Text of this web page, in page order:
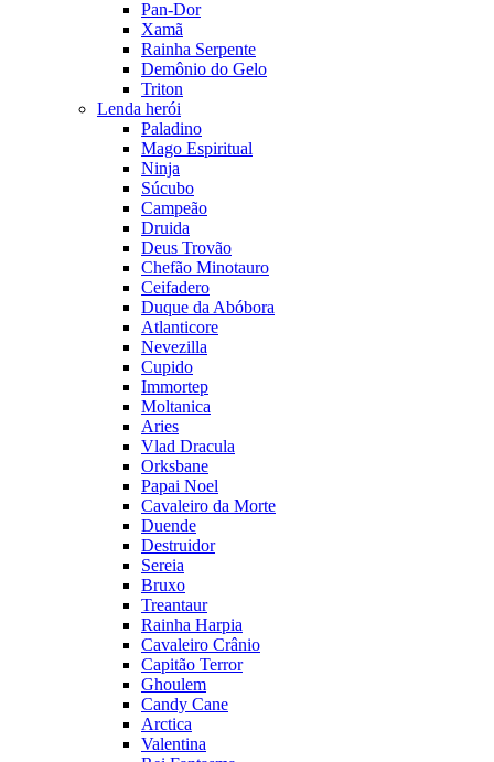
Pan-Dor
Xamã
Rainha Serpente
Demônio do Gelo
Triton
Lenda herói
Paladino
Mago Espiritual
Ninja
Súcubo
Campeão
Druida
Deus Trovão
Chefão Minotauro
Ceifadero
Duque da Abóbora
Atlanticore
Nevezilla
Cupido
Immortep
Moltanica
Aries
Vlad Dracula
Orksbane
Papai Noel
Cavaleiro da Morte
Duende
Destruidor
Sereia
Bruxo
Treantaur
Rainha Harpia
Cavaleiro Crânio
Capitão Terror
Ghoulem
Candy Cane
Arctica
Valentina